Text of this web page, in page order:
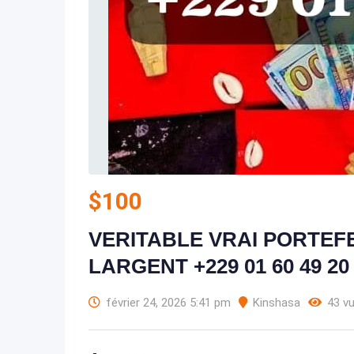
$100
VERITABLE VRAI
LARGENT +229 01 60 49 20
février 24, 2026 5:41 pm Kinshasa 43